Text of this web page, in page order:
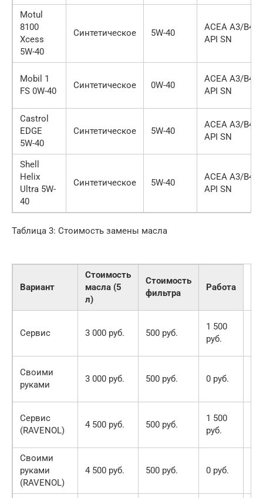
Motul
8100
Xcess
5W-40
Синтетическое 5W-40
ACEA A3/B4,
API SN
Mobil 1
FS 0W-40
Синтетическое 0W-40
ACEA A3/B4,
API SN
Castrol
EDGE
5W-40
Синтетическое 5W-40
ACEA A3/B4,
API SN
Shell
Helix
Ultra 5W-
40
Синтетическое 5W-40
ACEA A3/B4,
API SN
Таблица 3: Стоимость замены масла
Вариант
Стоимость
масла (5
л)
Стоимость
фильтра
Работа
Сервис 3 000 руб. 500 руб.
1 500
руб.
Своими
руками
3 000 руб. 500 руб. 0 руб.
Сервис
(RAVENOL)
4 500 руб. 500 руб.
1 500
руб.
Своими
руками
(RAVENOL)
4 500 руб. 500 руб. 0 руб.